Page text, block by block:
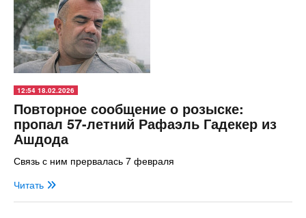
12:54 18.02.2026
Повторное сообщение о розыске:
пропал 57-летний Рафаэль Гадекер из
Ашдода
Связь с ним прервалась 7 февраля
Читать